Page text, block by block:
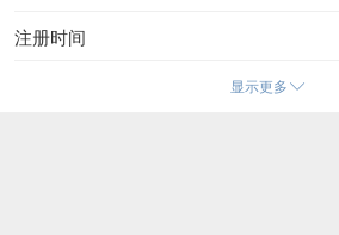
注册时间
显示更多